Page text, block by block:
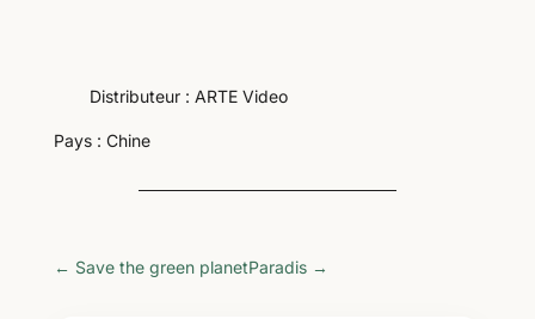
Distributeur : ARTE Video
Pays : Chine
← Save the green planetParadis→